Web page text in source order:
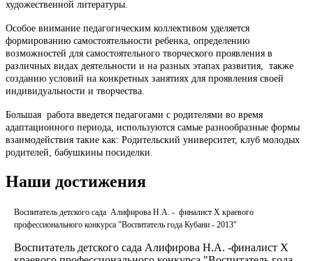
художественной литературы.
Особое внимание педагогическим коллективом уделяется
формированию самостоятельности ребенка, определению
возможностей для самостоятельного творческого проявления в
различных видах деятельности и на разных этапах развития, также
созданию условий на конкретных занятиях для проявления своей
индивидуальности и творчества.
Большая работа введется педагогами с родителями во время
адаптационного периода, используются самые разнообразные формы
взаимодействия такие как: Родительский университет, клуб молодых
родителей, бабушкины посиделки.
Наши достижения
Воспитатель детского сада Алифирова Н.А. - финалист X краевого
профессионального конкурса "Воспитатель года Кубани - 2013"
Воспитатель детского сада Алифирова Н.А. -финалист Х